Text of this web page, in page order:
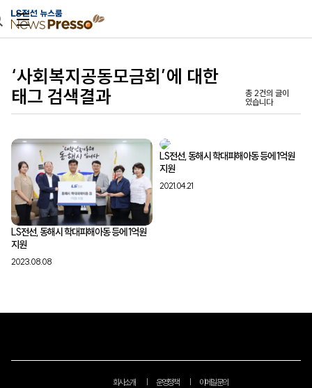
‘사회복지공동모금회’에 대한
태그 검색결과
총 2건의 글이
있습니다
LS전선, 동해시 학대피해아동 등에 1억원
지원
2023.08.08
LS전선, 동해시 학대피해아동 등에 1억원
지원
2021.04.21
회사소개 운영정책 이메일 문의